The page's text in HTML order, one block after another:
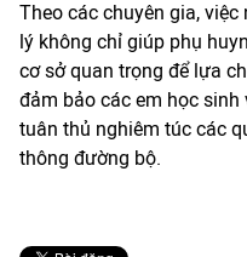
Theo các chuyên gia,
lý không chỉ giúp phụ
cơ sở quan trọng để lựa
đảm bảo các em học
tuân thủ nghiêm túc các
thông đường bộ.